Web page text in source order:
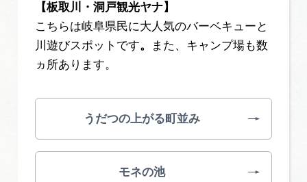
【板取川・洞戸観光ヤナ】
こちらは岐阜県民に大人気のバーベキューと
川遊びスポットです。
また、キャンプ場も数
ヵ所あります。
うだつの上がる町並み
モネの池